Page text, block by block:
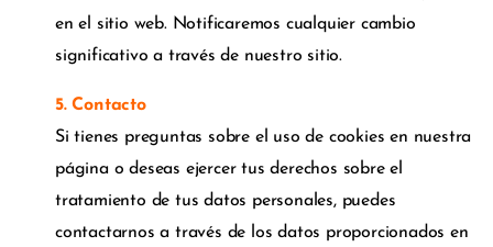
en el sitio web. Notificaremos cualquier cambio
significativo a través de nuestro sitio.
5. Contacto
Si tienes preguntas sobre el uso de cookies en nuestra
página o deseas ejercer tus derechos sobre el
tratamiento de tus datos personales, puedes
contactarnos a través de los datos proporcionados en